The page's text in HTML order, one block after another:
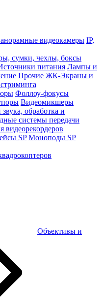
видеокамеры IP,
сумки, чехлы, боксы
питания Лампы и
Прочие ЖК-Экраны и
Фоллоу-фокусы
Видеомикшеры
обработка и
системы передачи
видеорекордеров
SP Моноподы SP
Объективы и